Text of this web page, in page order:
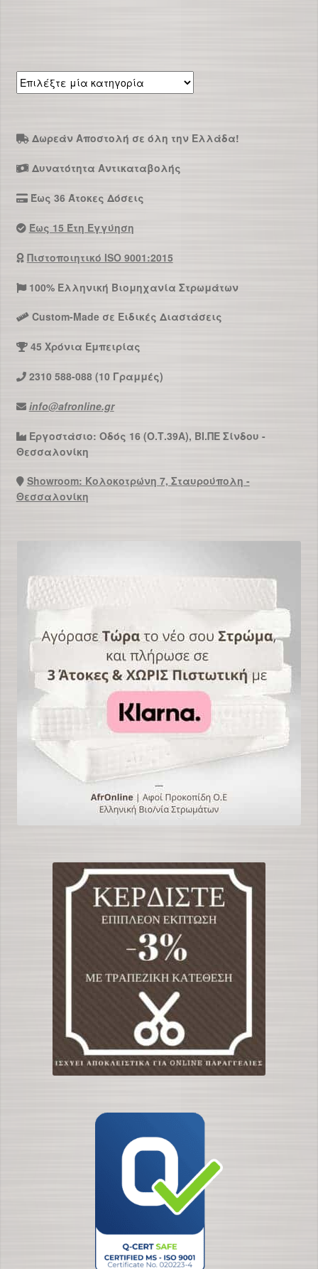
Επιλέξτε
μία
Δωρεάν Αποστολή σε όλη την Ελλάδα!
Δυνατότητα Αντικαταβολής
Έως 36 Άτοκες Δόσεις
Έως 15 Έτη Εγγύηση
Πιστοποιητικό ISO 9001:2015
100% Ελληνική Βιομηχανία Στρωμάτων
Custom-Made σε Ειδικές Διαστάσεις
45 Χρόνια Εμπειρίας
2310 588-088 (10 Γραμμές)
info@afronline.gr
Εργοστάσιο: Οδός 16 (Ο.Τ.39Α), ΒΙ.ΠΕ Σίνδου -
Θεσσαλονίκη
Showroom: Κολοκοτρώνη 7, Σταυρούπολη -
Θεσσαλονίκη